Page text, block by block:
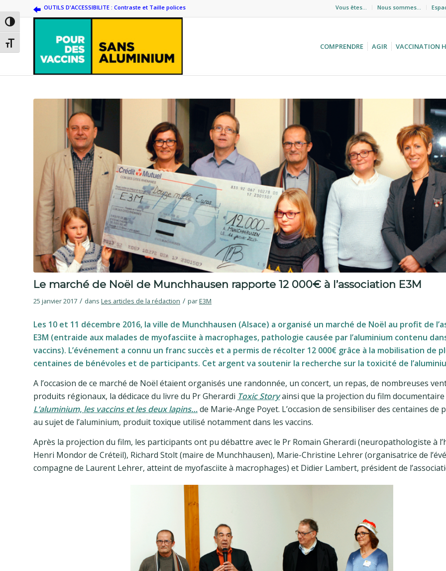
Passer en contraste élevé
Changer la taille de la police
Vous êtes… Nous sommes…
OUTILS D'ACCESSIBILITE : Contraste et Taille polices
COMPRENDRE AGIR VACCINATION
Le marché de Noël de Munchhausen rapporte 12 000€ à l’association E3M
25 janvier 2017 / dans Les articles de la rédaction / parE3M
Les 10 et 11 décembre 2016, la ville de Munchhausen (Alsace) a organisé un marché de Noël au profit de
E3M (entraide aux malades de myofasciite à macrophages, pathologie causée par l’aluminium contenu
vaccins). L’événement a connu un franc succès et a permis de récolter 12 000€ grâce à la mobilisation de
centaines de bénévoles et de participants. Cet argent va soutenir la recherche sur la toxicité de
A l’occasion de ce marché de Noël étaient organisés une randonnée, un concert, un repas, de nombreuses
produits régionaux, la dédicace du livre du Pr Gherardi Toxic Storyainsi que la projection du film documentaire
L’aluminium, les vaccins et les deux lapins…de Marie-Ange Poyet. L’occasion de sensibiliser des centaines de
au sujet de l’aluminium, produit toxique utilisé notamment dans les vaccins.
Après la projection du film, les participants ont pu débattre avec le Pr Romain Gherardi (neuropathologiste à
Henri Mondor de Créteil), Richard Stolt (maire de Munchhausen), Marie-Christine Lehrer (organisatrice de
compagne de Laurent Lehrer, atteint de myofasciite à macrophages) et Didier Lambert, président de